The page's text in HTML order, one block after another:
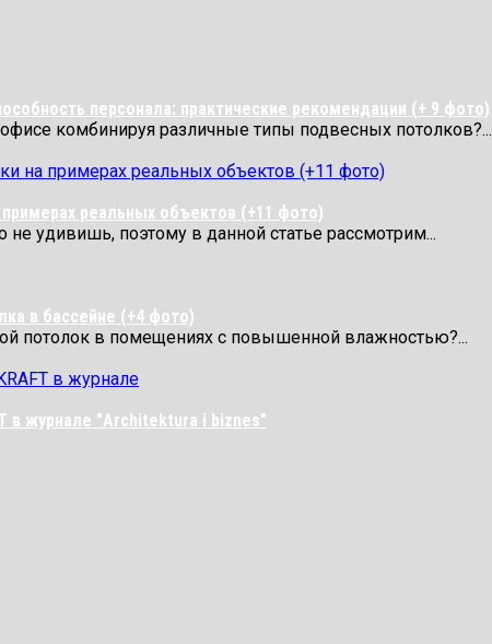
персонала: практические рекомендации (+ 9 фото)
комбинируя различные типы подвесных потолков?...
реальных объектов (+11 фото)
удивишь, поэтому в данной статье рассмотрим...
в бассейне (+4 фото)
потолок в помещениях с повышенной влажностью?...
в журнале "Architektura i biznes"